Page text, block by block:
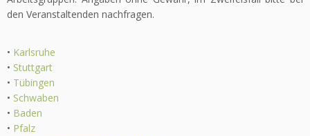
den Veranstaltenden nachfragen.
• Karlsruhe
• Stuttgart
• Tübingen
• Schwaben
• Baden
• Pfalz